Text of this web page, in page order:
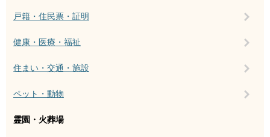
戸籍・住民票・証明
健康・医療・福祉
住まい・交通・施設
ペット・動物
霊園・火葬場